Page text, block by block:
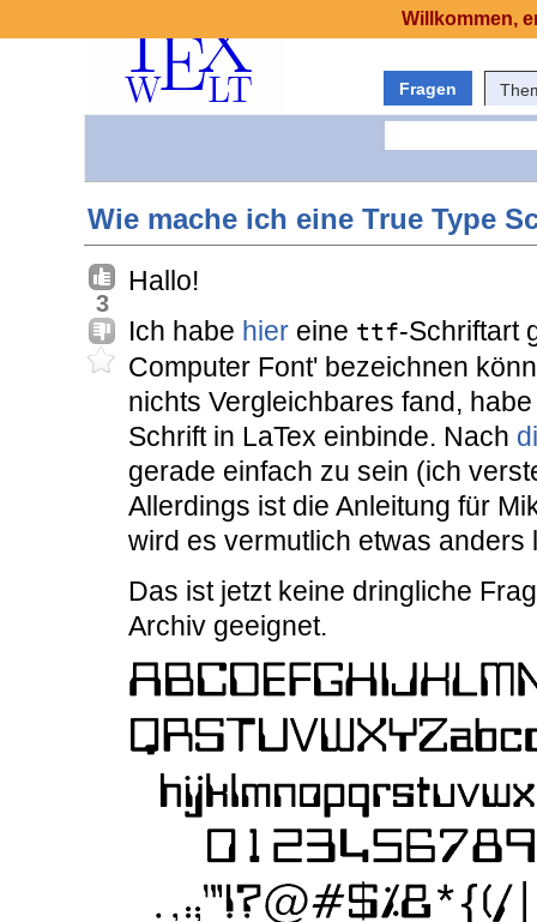
Fragen
Wie mache ich eine True Type
3
Hallo!
Ich habe hier eine ttf-Schriftart
Computer Font' bezeichnen
nichts Vergleichbares fand,
Schrift in LaTex einbinde. Nach
gerade einfach zu sein (ich
Allerdings ist die Anleitung für
wird es vermutlich etwas anders
Das ist jetzt keine dringliche
Archiv geeignet.
Willkommen,